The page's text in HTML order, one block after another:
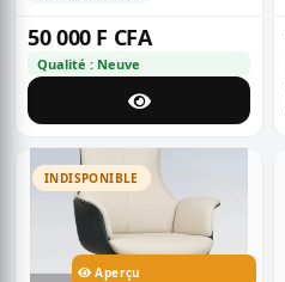
50 000 F CFA
Qualité : Neuve
INDISPONIBLE
Aperçu